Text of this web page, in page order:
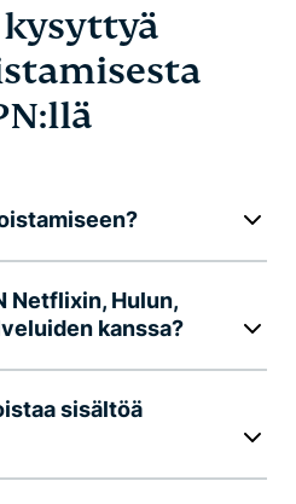
Netflixin, Hulun,
kanssa?
sisältöä